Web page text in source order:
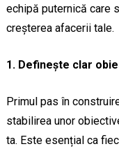
echipă puternică care
creșterea afacerii tale.
1. Definește clar
Primul pas în
stabilirea unor
ta. Este esențial ca